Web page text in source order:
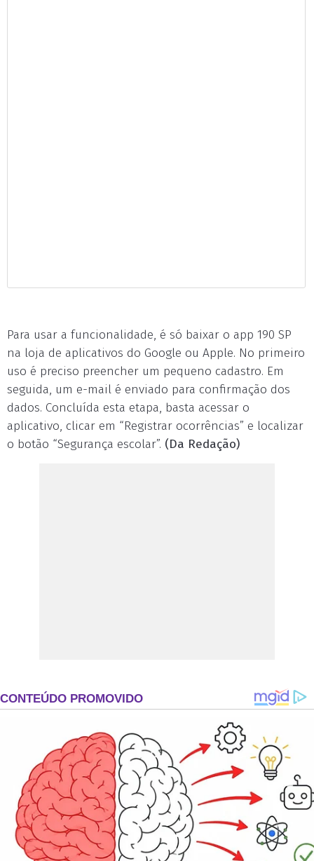
Para usar a funcionalidade, é só baixar o app 190 SP
na loja de aplicativos do Google ou Apple. No primeiro
uso é preciso preencher um pequeno cadastro. Em
seguida, um e-mail é enviado para confirmação dos
dados. Concluída esta etapa, basta acessar o
aplicativo, clicar em “Registrar ocorrências” e localizar
o botão “Segurança escolar”. (Da Redação)